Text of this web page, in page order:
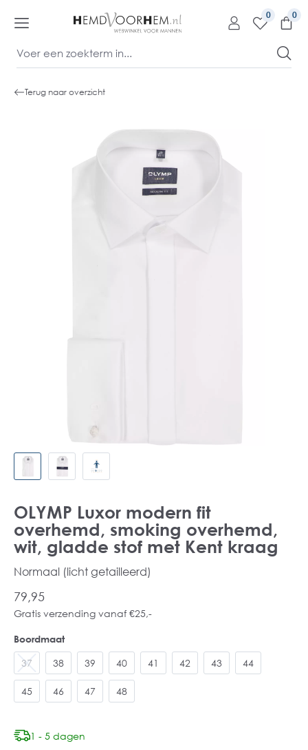
0
Terug naar overzicht
OLYMP Luxor modern fit
overhemd, smoking overhemd,
wit, gladde stof met Kent kraag
Normaal (licht getailleerd)
79,95
Gratis verzending vanaf €25,-
Boordmaat
37 38 39 40 41 42 43 44
45 46 47 48
1 - 5 dagen